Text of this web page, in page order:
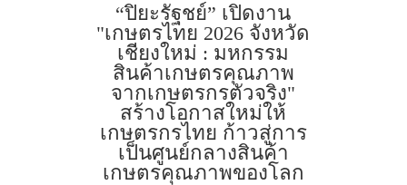
“ปิยะรัฐชย์” เปิดงาน
"เกษตรไทย 2026 จังหวัด
เชียงใหม่ : มหกรรม
สินค้าเกษตรคุณภาพ
จากเกษตรกรตัวจริง"
สร้างโอกาสใหม่ให้
เกษตรกรไทย ก้าวสู่การ
เป็นศูนย์กลางสินค้า
เกษตรคุณภาพของโลก